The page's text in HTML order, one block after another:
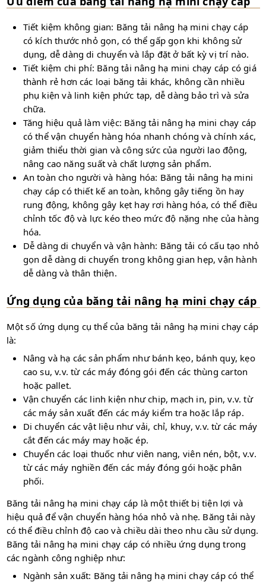
Tiết kiệm không gian: Băng tải nâng hạ mini chạy cáp
có kích thước nhỏ gọn, có thể gấp gọn khi không sử
dụng, dễ dàng di chuyển và lắp đặt ở bất kỳ vị trí nào.
Tiết kiệm chi phí: Băng tải nâng hạ mini chạy cáp có giá
thành rẻ hơn các loại băng tải khác, không cần nhiều
phụ kiện và linh kiện phức tạp, dễ dàng bảo trì và sửa
chữa.
Tăng hiệu quả làm việc: Băng tải nâng hạ mini chạy cáp
có thể vận chuyển hàng hóa nhanh chóng và chính xác,
giảm thiểu thời gian và công sức của người lao động,
nâng cao năng suất và chất lượng sản phẩm.
An toàn cho người và hàng hóa: Băng tải nâng hạ mini
chạy cáp có thiết kế an toàn, không gây tiếng ồn hay
rung động, không gây kẹt hay rơi hàng hóa, có thể điều
chỉnh tốc độ và lực kéo theo mức độ nặng nhẹ của hàng
hóa.
Dễ dàng di chuyển và vận hành: Băng tải có cấu tạo nhỏ
gọn dễ dàng di chuyển trong không gian hẹp, vận hành
dễ dàng và thân thiện.
Ứng dụng của băng tải nâng hạ mini chạy cáp
Một số ứng dụng cụ thể của băng tải nâng hạ mini chạy cáp
là:
Nâng và hạ các sản phẩm như bánh kẹo, bánh quy, kẹo
cao su, v.v. từ các máy đóng gói đến các thùng carton
hoặc pallet.
Vận chuyển các linh kiện như chip, mạch in, pin, v.v. từ
các máy sản xuất đến các máy kiểm tra hoặc lắp ráp.
Di chuyển các vật liệu như vải, chỉ, khuy, v.v. từ các máy
cắt đến các máy may hoặc ép.
Chuyển các loại thuốc như viên nang, viên nén, bột, v.v.
từ các máy nghiền đến các máy đóng gói hoặc phân
phối.
Băng tải nâng hạ mini chạy cáp là một thiết bị tiện lợi và
hiệu quả để vận chuyển hàng hóa nhỏ và nhẹ. Băng tải này
có thể điều chỉnh độ cao và chiều dài theo nhu cầu sử dụng.
Băng tải nâng hạ mini chạy cáp có nhiều ứng dụng trong
các ngành công nghiệp như:
Ngành sản xuất: Băng tải nâng hạ mini chạy cáp có thể